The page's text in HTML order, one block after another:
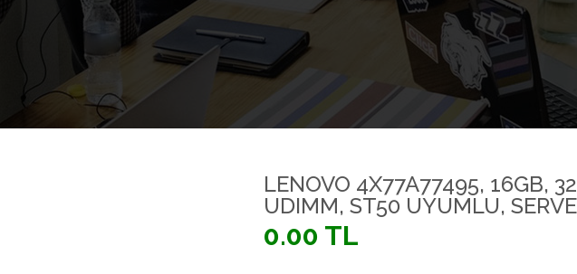
LENOVO 4X77A77495, 16GB,
UDIMM, ST50 UYUMLU,
0.00 TL